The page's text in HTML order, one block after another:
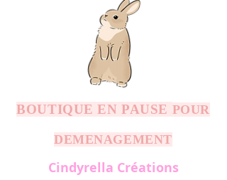
BOUTIQUE EN PAUSE POUR
DEMENAGEMENT
Cindyrella Créations